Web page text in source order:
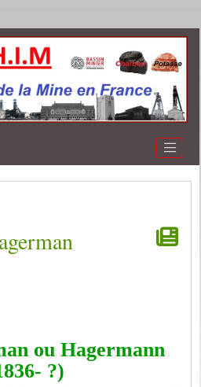
ou Hagermann
?)